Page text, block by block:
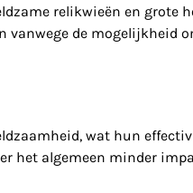
relikwieën en grote
vanwege de mogelijkheid
wat hun
het algemeen minder